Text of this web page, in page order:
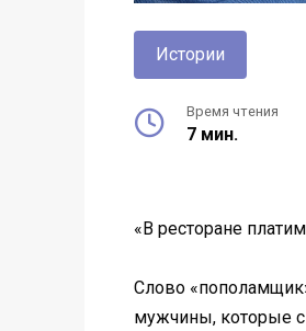
Истории
Время чтения
7 мин.
«В ресторане
Слово
мужчины, которые с